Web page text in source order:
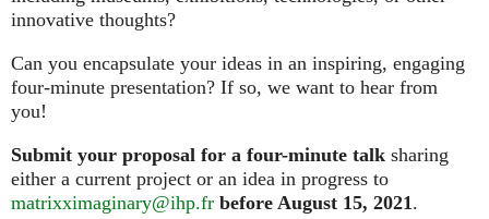
innovative thoughts?
Can you encapsulate your ideas in an inspiring, engaging
four‑minute presentation? If so, we want to hear from
you!
Submit your proposal for a four-minute talk sharing
either a current project or an idea in progress to
matrixximaginary@ihp.fr before August 15, 2021.